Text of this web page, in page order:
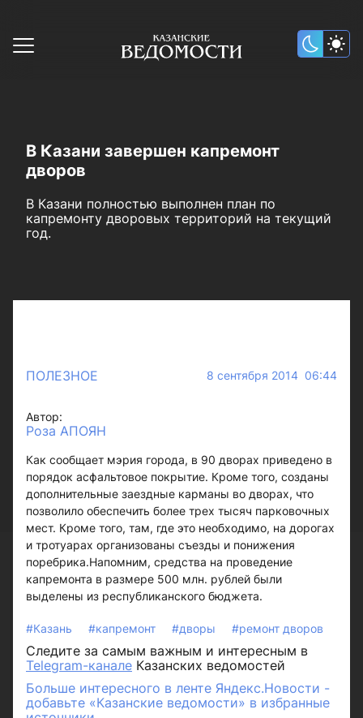
В Казани завершен капремонт
дворов
В Казани полностью выполнен план по
капремонту дворовых территорий на текущий
год.
ПОЛЕЗНОЕ 8 сентября 2014 06:44
Автор:
Роза АПОЯН
Как сообщает мэрия города, в 90 дворах приведено в
порядок асфальтовое покрытие. Кроме того, созданы
дополнительные заездные карманы во дворах, что
позволило обеспечить более трех тысяч парковочных
мест. Кроме того, там, где это необходимо, на дорогах
и тротуарах организованы съезды и понижения
поребрика.Напомним, средства на проведение
капремонта в размере 500 млн. рублей были
выделены из республиканского бюджета.
#Казань #капремонт #дворы #ремонт дворов
Следите за самым важным и интересным в
Telegram-канале Казанских ведомостей
Больше интересного в ленте Яндекс.Новости -
добавьте «Казанские ведомости» в избранные